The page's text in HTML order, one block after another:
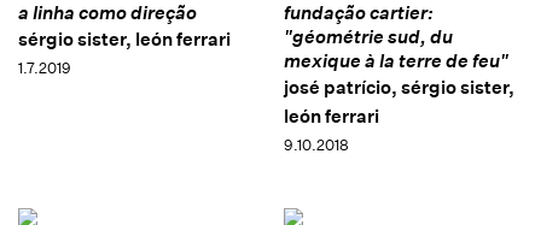
a linha como direção
sérgio sister, león ferrari
1.7.2019
fundação cartier:
"géométrie sud, du
mexique à la terre de feu"
josé patrício, sérgio sister,
león ferrari
9.10.2018